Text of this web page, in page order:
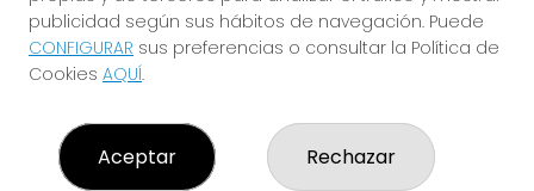
¿Quiénes somos?
Comprar lotería
Resultados
publicidad según sus hábitos de navegación. Puede
CONFIGURAR sus preferencias o consultar la Política de
Cookies AQUÍ.
Aceptar Rechazar